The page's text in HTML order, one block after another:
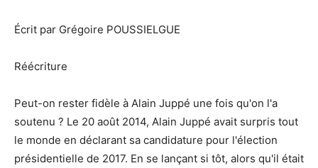
Écrit par Grégoire POUSSIELGUE
Réécriture
Peut-on rester fidèle à Alain Juppé une fois qu'on l'a
soutenu ? Le 20 août 2014, Alain Juppé avait surpris tout
le monde en déclarant sa candidature pour l'élection
présidentielle de 2017. En se lançant si tôt, alors qu'il était